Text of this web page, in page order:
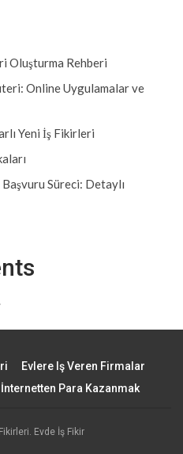
Oluşturma Rehberi
Online Uygulamalar ve
Yeni İş Fikirleri
Başvuru Süreci: Detaylı
Evlere Iş Veren Firmalar
İnternetten Para Kazanmak
Evde İş Fikir